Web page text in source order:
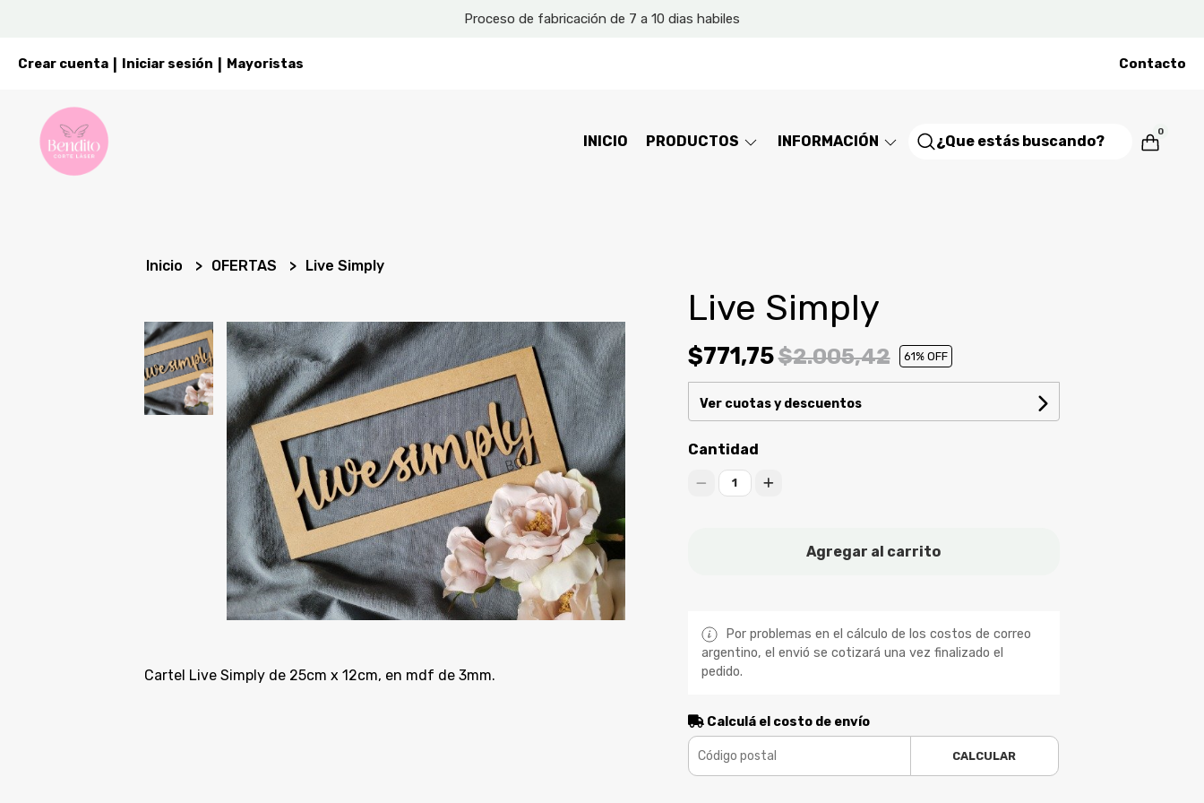
Proceso de fabricación de 7 a 10 dias habiles
Crear cuenta Iniciar sesión Mayoristas Contacto
INICIO PRODUCTOS INFORMACIÓN
0
Inicio OFERTAS Live Simply
Cartel Live Simply de 25cm x 12cm, en mdf de 3mm.
Live Simply
$771,75$2.005,42 61% OFF
Ver cuotas y descuentos
Cantidad
1
Agregar al carrito
Por problemas en el cálculo de los costos de correo
argentino, el envió se cotizará una vez finalizado el
pedido.
Calculá el costo de envío
CALCULAR